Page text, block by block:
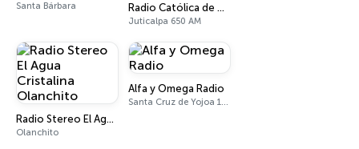
Santa Bárbara Radio Católica de Olancho
Juticalpa 650 AM
Radio Stereo El Agua Cristalina Olanchito
Olanchito
Alfa y Omega Radio
Santa Cruz de Yojoa 107.1 FM